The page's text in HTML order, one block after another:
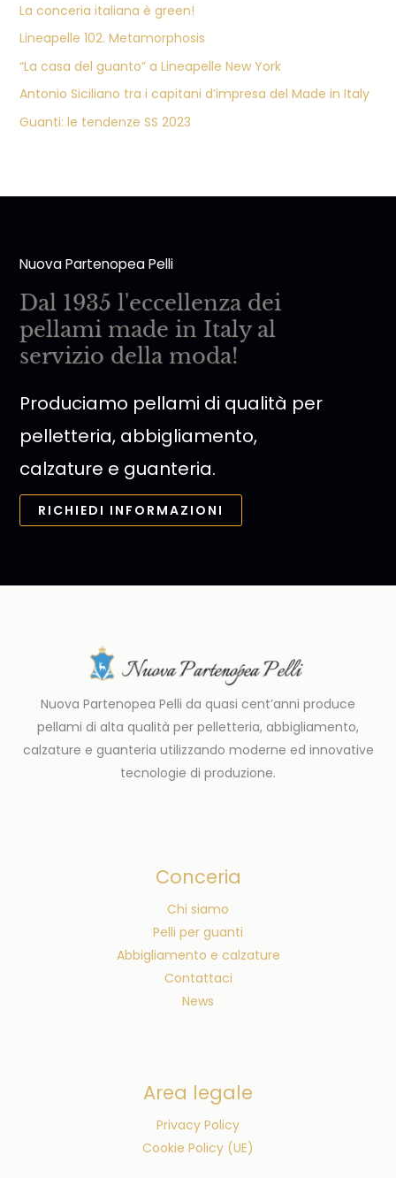
La conceria italiana è green!
Lineapelle 102. Metamorphosis
“La casa del guanto” a Lineapelle New York
Antonio Siciliano tra i capitani d’impresa del Made in Italy
Guanti: le tendenze SS 2023
Nuova Partenopea Pelli
Dal 1935 l'eccellenza dei
pellami made in Italy al
servizio della moda!
Produciamo pellami di qualità per
pelletteria, abbigliamento,
calzature e guanteria.
RICHIEDI INFORMAZIONI
Nuova Partenopea Pelli da quasi cent’anni produce
pellami di alta qualità per pelletteria, abbigliamento,
calzature e guanteria utilizzando moderne ed innovative
tecnologie di produzione.
Conceria
Chi siamo
Pelli per guanti
Abbigliamento e calzature
Contattaci
News
Area legale
Privacy Policy
Cookie Policy (UE)